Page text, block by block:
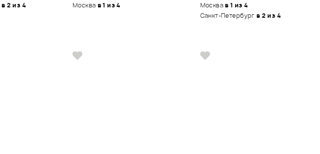
в 2 из 4
Москва в 1 из 4
Москвав 1 из 4
Санкт-Петербург в 2 из 4